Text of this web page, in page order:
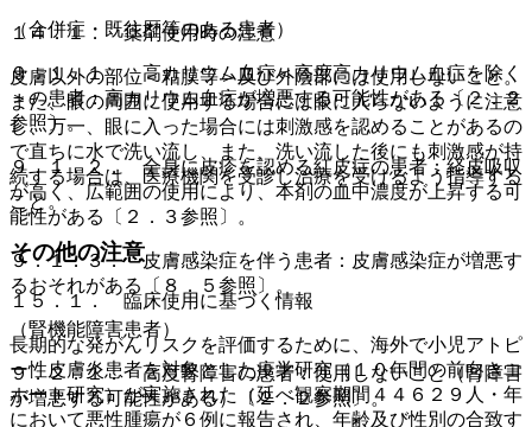
１４．１． 薬剤使用時の注意
皮膚以外の部位＜粘膜等＞及び外陰部には使用しないこと。
また、眼の周囲に使用する場合には眼に入らないように注意
し、万一、眼に入った場合には刺激感を認めることがあるの
で直ちに水で洗い流し、また、洗い流した後にも刺激感が持
続する場合は、医療機関を受診し治療を受けるよう指導する
こと。
その他の注意
１５．１． 臨床使用に基づく情報
長期的な発がんリスクを評価するために、海外で小児アトピ
ー性皮膚炎患者を対象とした疫学研究（１０年間の前向きコ
ホート研究）が実施された（延べ観察期間４４６２９人・年
において悪性腫瘍が６例に報告され、年齢及び性別の合致す
（合併症・既往歴等のある患者）
９．１．１． 高カリウム血症＜高度高カリウム血症を除く
＞の患者：高カリウム血症が増悪する可能性がある〔２．２
参照〕。
９．１．２． 全身に皮疹を認める紅皮症の患者：経皮吸収
が高く、広範囲の使用により、本剤の血中濃度が上昇する可
能性がある〔２．３参照〕。
９．１．３． 皮膚感染症を伴う患者：皮膚感染症が増悪す
るおそれがある〔８．５参照〕。
（腎機能障害患者）
９．２．１． 高度腎障害の患者：使用しないこと（腎障害
が増悪する可能性がある）〔２．２参照〕。